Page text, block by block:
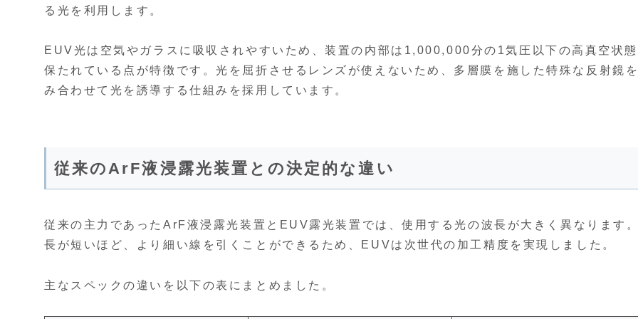
る光を利用します。
EUV光は空気やガラスに吸収されやすいため、装置の内部は1,000,000分の1気圧以下の高真空状態
保たれている点が特徴です。光を屈折させるレンズが使えないため、多層膜を施した特殊な反射鏡を
み合わせて光を誘導する仕組みを採用しています。
従来のArF液浸露光装置との決定的な違い
従来の主力であったArF液浸露光装置とEUV露光装置では、使用する光の波長が大きく異なります
長が短いほど、より細い線を引くことができるため、EUVは次世代の加工精度を実現しました。
主なスペックの違いを以下の表にまとめました。